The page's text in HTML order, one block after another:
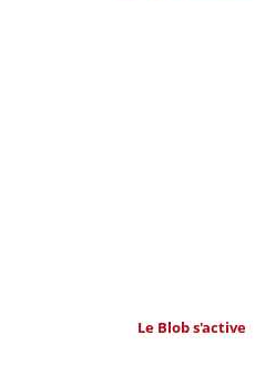
Le Blob s'active